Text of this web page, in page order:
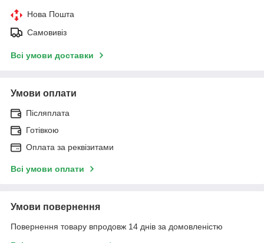
Нова Пошта
Самовивіз
Всі умови доставки
Умови оплати
Післяплата
Готівкою
Оплата за реквізитами
Всі умови оплати
Умови повернення
Повернення товару впродовж 14 днів за домовленістю